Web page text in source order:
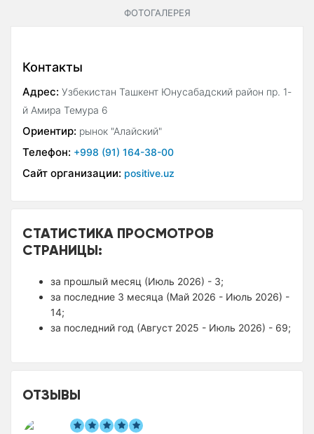
ФОТОГАЛЕРЕЯ
Контакты
Адрес: Узбекистан Ташкент Юнусабадский район пр. 1-
й Амира Темура 6
Ориентир: рынок "Алайский"
Телефон: +998 (91) 164-38-00
Сайт организации: positive.uz
СТАТИСТИКА ПРОСМОТРОВ
СТРАНИЦЫ:
за прошлый месяц (Июль 2026) - 3;
за последние 3 месяца (Май 2026 - Июль 2026) -
14;
за последний год (Август 2025 - Июль 2026) - 69;
ОТЗЫВЫ